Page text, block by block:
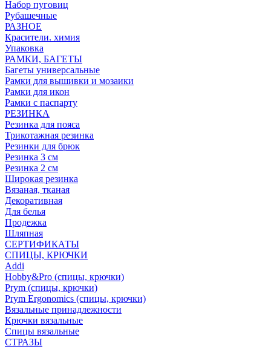
Набор пуговиц
Рубашечные
РАЗНОЕ
Красители. химия
Упаковка
РАМКИ, БАГЕТЫ
Багеты универсальные
Рамки для вышивки и мозаики
Рамки для икон
Рамки с паспарту
РЕЗИНКА
Резинка для пояса
Трикотажная резинка
Резинки для брюк
Резинка 3 см
Резинка 2 см
Широкая резинка
Вязаная, тканая
Декоративная
Для белья
Продежка
Шляпная
СЕРТИФИКАТЫ
СПИЦЫ, КРЮЧКИ
Addi
Hobby&Pro (спицы, крючки)
Prym (спицы, крючки)
Prym Ergonomics (спицы, крючки)
Вязальные принадлежности
Крючки вязальные
Спицы вязальные
СТРАЗЫ